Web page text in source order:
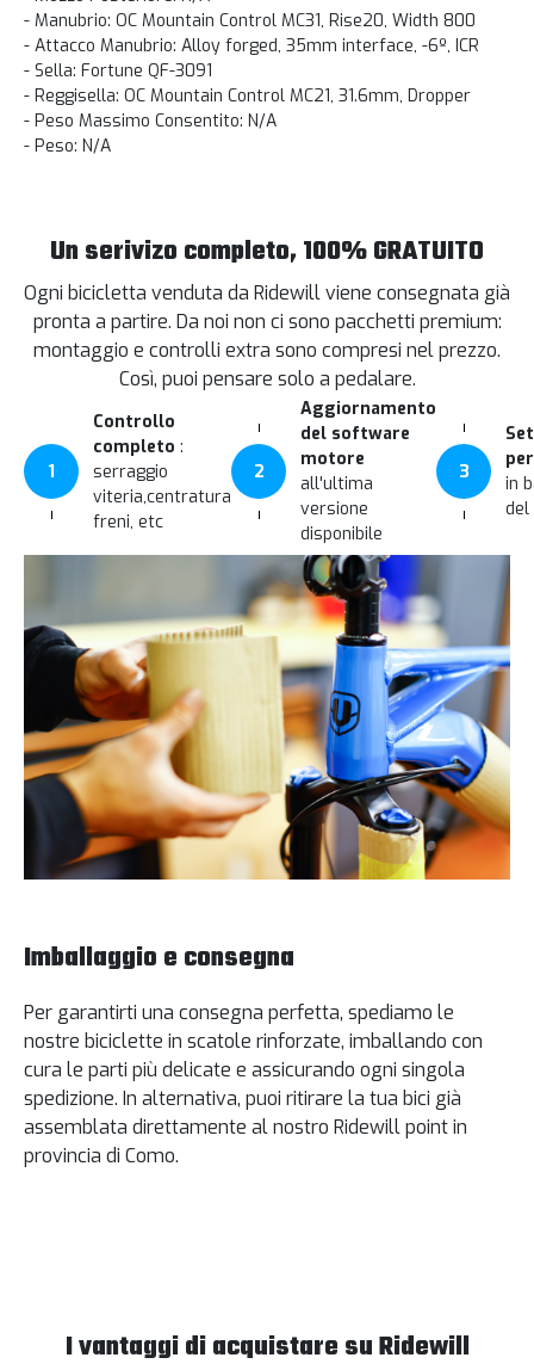
- Manubrio: OC Mountain Control MC31, Rise20, Width 800
- Attacco Manubrio: Alloy forged, 35mm interface, -6º, ICR
- Sella: Fortune QF-3091
- Reggisella: OC Mountain Control MC21, 31.6mm, Dropper
- Peso Massimo Consentito: N/A
- Peso: N/A
Un serivizo completo, 100% GRATUITO
Ogni bicicletta venduta da Ridewill viene consegnata già
pronta a partire. Da noi non ci sono pacchetti premium:
montaggio e controlli extra sono compresi nel prezzo.
Così, puoi pensare solo a pedalare.
1
Controllo
completo :
serraggio
viteria,centratura
freni, etc
2
Aggiornamento
del software
motore
all'ultima
versione
disponibile
3
in
del
Imballaggio e consegna
Per garantirti una consegna perfetta, spediamo le
nostre biciclette in scatole rinforzate, imballando con
cura le parti più delicate e assicurando ogni singola
spedizione. In alternativa, puoi ritirare la tua bici già
assemblata direttamente al nostro Ridewill point in
provincia di Como.
I vantaggi di acquistare su Ridewill